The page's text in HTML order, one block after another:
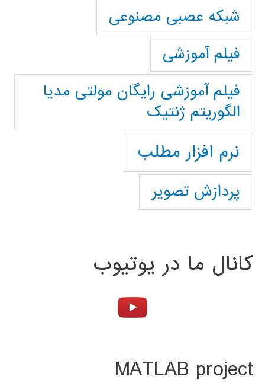
شبکه عصبی مصنوعی
فیلم آموزشی
فیلم آموزشی رایگان مولتی مدیا
الگوریتم ژنتیک
نرم افزار مطلب
پردازش تصویر
کانال ما در یوتیوب
MATLAB project